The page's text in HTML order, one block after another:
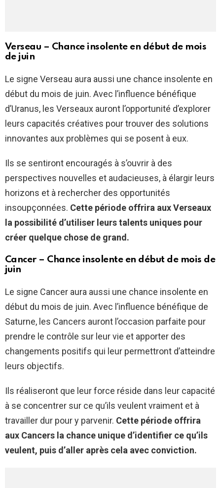
Verseau – Chance insolente en début de mois
de juin
Le signe Verseau aura aussi une chance insolente en
début du mois de juin. Avec l’influence bénéfique
d’Uranus, les Verseaux auront l’opportunité d’explorer
leurs capacités créatives pour trouver des solutions
innovantes aux problèmes qui se posent à eux.
Ils se sentiront encouragés à s’ouvrir à des
perspectives nouvelles et audacieuses, à élargir leurs
horizons et à rechercher des opportunités
insoupçonnées. Cette période offrira aux Verseaux
la possibilité d’utiliser leurs talents uniques pour
créer quelque chose de grand.
Cancer – Chance insolente en début de mois de
juin
Le signe Cancer aura aussi une chance insolente en
début du mois de juin. Avec l’influence bénéfique de
Saturne, les Cancers auront l’occasion parfaite pour
prendre le contrôle sur leur vie et apporter des
changements positifs qui leur permettront d’atteindre
leurs objectifs.
Ils réaliseront que leur force réside dans leur capacité
à se concentrer sur ce qu’ils veulent vraiment et à
travailler dur pour y parvenir. Cette période offrira
aux Cancers la chance unique d’identifier ce qu’ils
veulent, puis d’aller après cela avec conviction.